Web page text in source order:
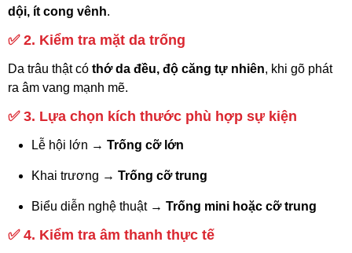
dội, ít cong vênh.
✅ 2. Kiểm tra mặt da trống
Da trâu thật có thớ da đều, độ căng tự nhiên, khi gõ phát
ra âm vang mạnh mẽ.
✅ 3. Lựa chọn kích thước phù hợp sự kiện
Lễ hội lớn → Trống cỡ lớn
Khai trương → Trống cỡ trung
Biểu diễn nghệ thuật → Trống mini hoặc cỡ trung
✅ 4. Kiểm tra âm thanh thực tế